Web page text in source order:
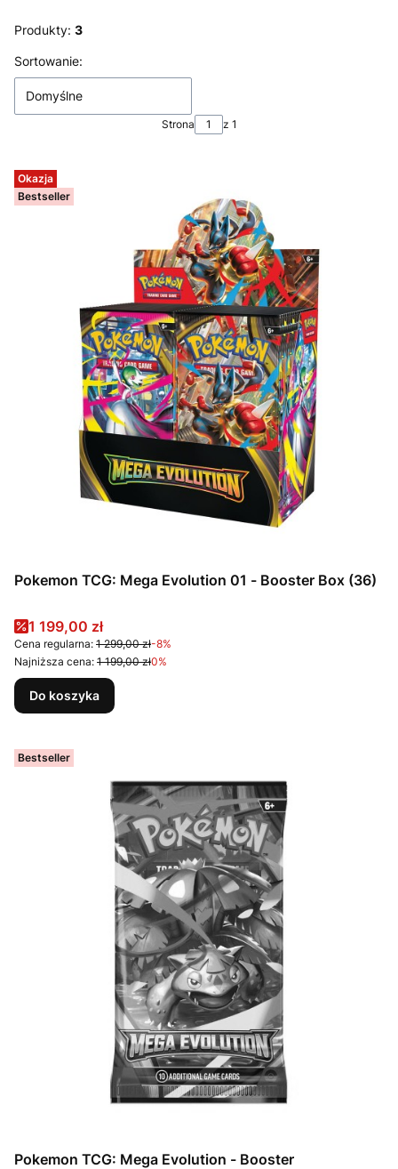
Produkty: 3
Lista produktów
Sortowanie:
Domyślne
Strona z 1
Okazja
Bestseller
Pokemon TCG: Mega Evolution 01 - Booster Box (36)
Cena promocyjna
1 199,00 zł
Cena regularna: 1 299,00 zł-8%
Najniższa cena: 1 199,00 zł0%
Do koszyka
Bestseller
Pokemon TCG: Mega Evolution - Booster